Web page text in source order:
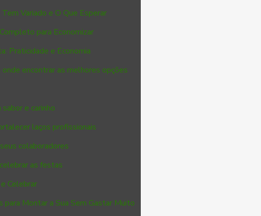
Variado e O Que Esperar
para Economizar
Praticidade e Economia
encontrar as melhores opções
e carinho
laços profissionais
colaboradores
as festas
Celebrar
para Montar a Sua Sem Gastar Muito